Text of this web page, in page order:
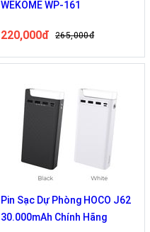
WEKOME WP-161
220,000đ 265,000đ
Pin Sạc Dự Phòng HOCO J62
30.000mAh Chính Hãng